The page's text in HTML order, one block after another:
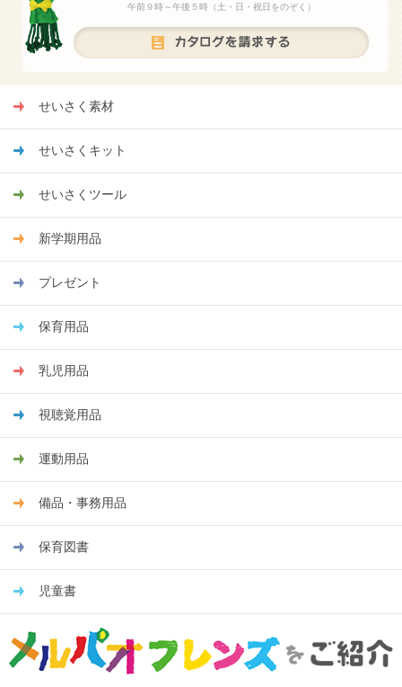
午前９時～午後５時（土・日・祝日をのぞく）
せいさく素材
せいさくキット
せいさくツール
新学期用品
プレゼント
保育用品
乳児用品
視聴覚用品
運動用品
備品・事務用品
保育図書
児童書